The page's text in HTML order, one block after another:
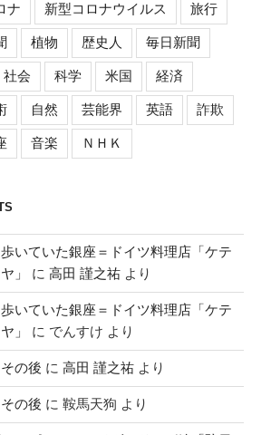
ナ 新型コロナウイルス 旅行
植物 歴史人 毎日新聞
社会 科学 米国 経済
自然 芸能界 英語 詐欺
音楽 ＮＨＫ
いていた銀座＝ドイツ料理店「ケテ
」
に 高田 謹之祐 より
いていた銀座＝ドイツ料理店「ケテ
」
に でんすけ より
の後 に 高田 謹之祐 より
の後 に 鞍馬天狗 より